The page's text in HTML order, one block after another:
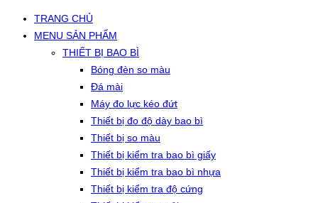
TRANG CHỦ
MENU SẢN PHẨM
THIẾT BỊ BAO BÌ
Bóng đèn so màu
Đá mài
Máy đo lực kéo đứt
Thiết bị đo độ dày bao bì
Thiết bị so màu
Thiết bị kiểm tra bao bì giấy
Thiết bị kiểm tra bao bì nhựa
Thiết bị kiểm tra độ cứng